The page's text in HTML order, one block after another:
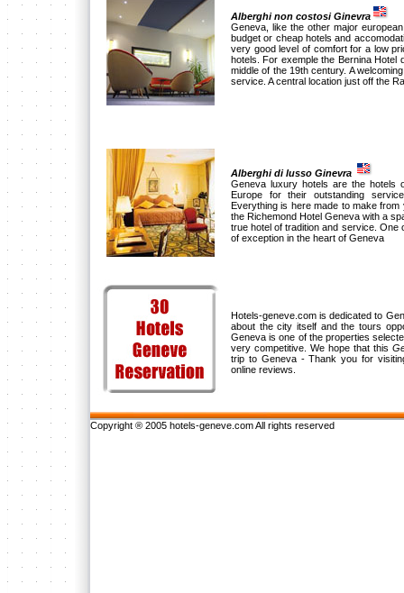
Alberghi non costosi Ginevra
Geneva, like the other major
budget or cheap hotels and
very good level of comfort for a low
hotels. For exemple the Bernina Hotel
middle of the 19th century. A
service. A central location just off the
Alberghi di lusso Ginevra
Geneva luxury hotels are the hotels
Europe for their outstanding
Everything is here made to make
the Richemond Hotel Geneva with a
true hotel of tradition and service. One
of exception in the heart of Geneva
Hotels-geneve.com is dedicated to
about the city itself and the tours
Geneva is one of the properties
very competitive. We hope that this
trip to Geneva - Thank you for
online reviews.
Copyright ® 2005 hotels-geneve.com All rights reserved